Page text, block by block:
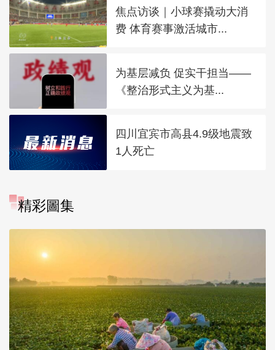
焦点访谈｜小球赛撬动大消
费 体育赛事激活城市...
为基层减负 促实干担当——
《整治形式主义为基...
四川宜宾市高县4.9级地震致
1人死亡
精彩圖集